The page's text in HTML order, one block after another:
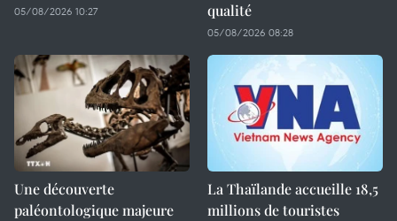
05/08/2026 10:27
qualité
05/08/2026 08:28
Une découverte
paléontologique majeure
La Thaïlande accueille 18,5
millions de touristes